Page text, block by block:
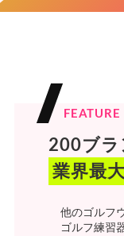
FEATURE
200ブラ
業界最
他のゴルフ
ゴルフ練習